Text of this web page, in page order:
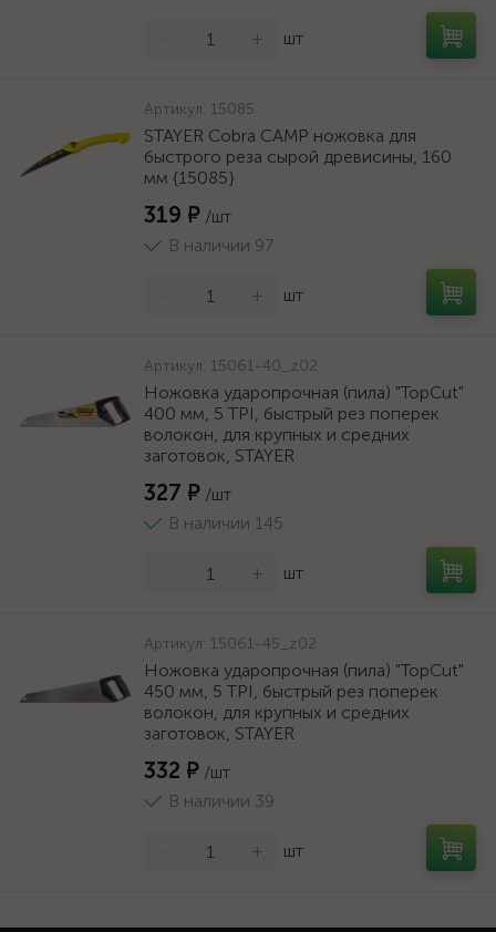
+ шт
Артикул: 15085
STAYER Cobra CAMP ножовка для
быстрого реза сырой древисины, 160
мм {15085}
319 ₽ /шт
В наличии 97
+ шт
Артикул: 15061-40_z02
Ножовка ударопрочная (пила) "TopCut"
400 мм, 5 TPI, быстрый рез поперек
волокон, для крупных и средних
заготовок, STAYER
327 ₽ /шт
В наличии 145
+ шт
Артикул: 15061-45_z02
Ножовка ударопрочная (пила) "TopCut"
450 мм, 5 TPI, быстрый рез поперек
волокон, для крупных и средних
заготовок, STAYER
332 ₽ /шт
В наличии 39
+ шт